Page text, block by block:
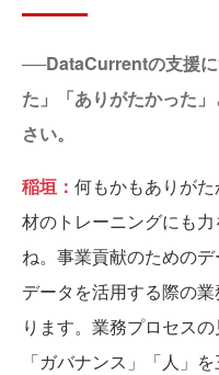
──DataCurrentの支援
た」「ありがたかった
さい。
稲垣： 何もかもありが
材のトレーニングにも
ね。事業貢献のためのデ
データを活用する際の
ります。業務プロセス
「ガバナンス」「人」